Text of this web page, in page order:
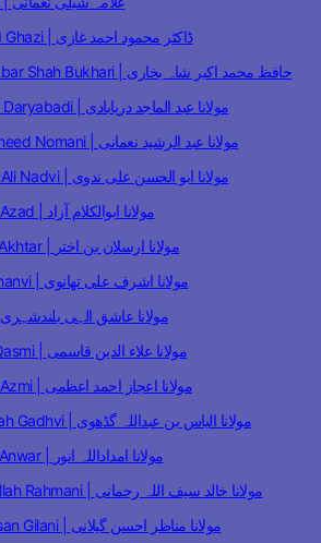
Dr. Mahmood Ahmad Ghazi | ڈاکٹر محمود احمد غازی
Hafiz Muhammad Akbar Shah Bukhari | حافظ محمد اکبر شاہ بخاری
Maulana Abdul Majid Daryabadi | مولانا عبد الماجد دریابادی
Maulana Abd Ur Rasheed Nomani | مولانا عبد الرشید نعمانی
Maulana Abul Hasan Ali Nadvi | مولانا ابو الحسن علی ندوی
Maulana Abul Kalam Azad | مولانا ابوالکلام آزاد
Maulana Arsalan Bin Akhtar | مولانا ارسلان بن اختر
Maulana Ashraf Ali Thanvi | مولانا اشرف علی تھانوی
Maulana Ashiq Ilahi | مولانا عاشق الہی بلندشہری
Maulana Ala ud Din Qasmi | مولانا علاء الدین قاسمی
Maulana Ijaz Ahmad Azmi | مولانا اعجاز احمد اعظمی
Maulana Ilyas Abdullah Gadhvi | مولانا الیاس بن عبداللہ گڈھوی
Maulana Imdadullah Anwar | مولانا امداداللہ انور
Maulana Khalid Saifullah Rahmani | مولانا خالد سیف اللہ رحمانی
Maulana Manazir Ahsan Gilani | مولانا مناظر احسن گیلانی